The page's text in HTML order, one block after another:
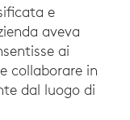
e
aveva
ai
collaborare in
dal luogo di